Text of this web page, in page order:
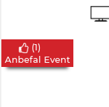
(1)
Anbefal Event